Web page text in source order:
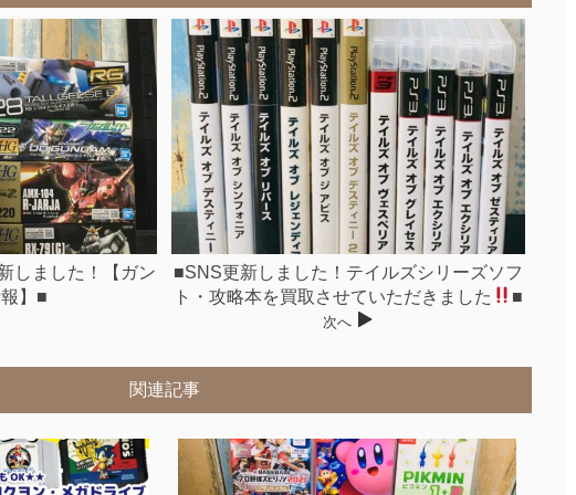
しました！【ガン
】■
■SNS更新しました！テイルズシリーズソフ
ト・攻略本を買取させていただきました
■
次へ
関連記事